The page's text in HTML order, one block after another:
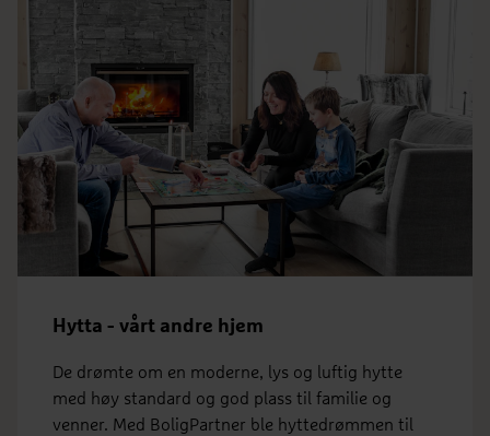
Hytta - vårt andre hjem
De drømte om en moderne, lys og luftig hytte
med høy standard og god plass til familie og
venner. Med BoligPartner ble hyttedrømmen til